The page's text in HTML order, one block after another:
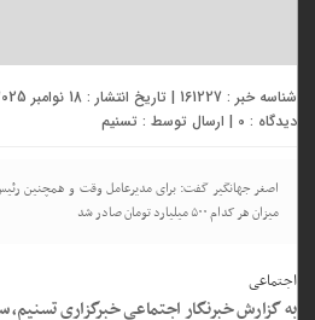
دیدگاه :0 | ارسال توسط :تسنیم
اصغر جهانگیر گفت: برای مدیرعامل وقت و همچنین رئیس
میزان هر کدام ۵۰۰ میلیارد تومان صادر شد
اجتماعی
به گزارش خبرنگار اجتماعی خبرگزاری